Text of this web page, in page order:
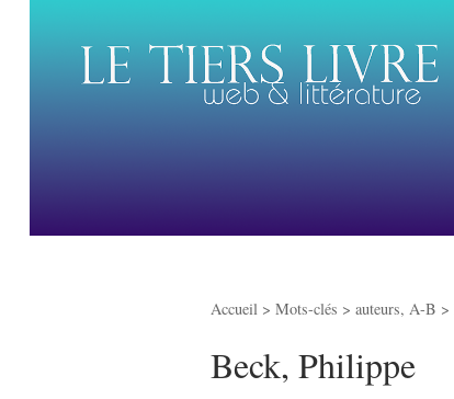
Accueil > Mots-clés > auteurs, A-B >
Beck, Philippe